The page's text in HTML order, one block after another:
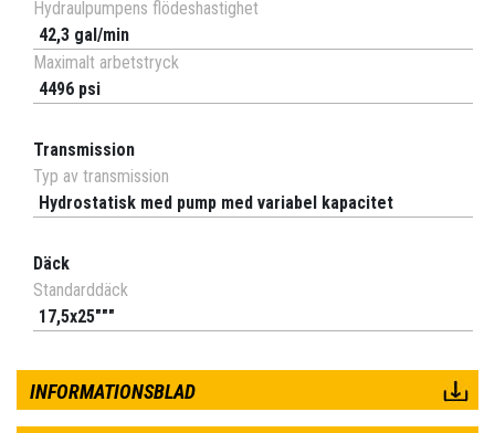
Hydraulpumpens flödeshastighet
42,3 gal/min
Maximalt arbetstryck
4496 psi
Transmission
Typ av transmission
Hydrostatisk med pump med variabel kapacitet
Däck
Standarddäck
17,5x25"""
INFORMATIONSBLAD